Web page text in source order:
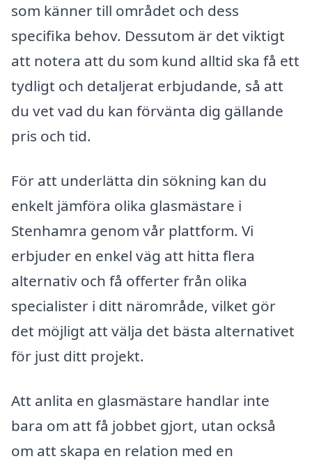
som känner till området och dess
specifika behov. Dessutom är det viktigt
att notera att du som kund alltid ska få ett
tydligt och detaljerat erbjudande, så att
du vet vad du kan förvänta dig gällande
pris och tid.
För att underlätta din sökning kan du
enkelt jämföra olika glasmästare i
Stenhamra genom vår plattform. Vi
erbjuder en enkel väg att hitta flera
alternativ och få offerter från olika
specialister i ditt närområde, vilket gör
det möjligt att välja det bästa alternativet
för just ditt projekt.
Att anlita en glasmästare handlar inte
bara om att få jobbet gjort, utan också
om att skapa en relation med en